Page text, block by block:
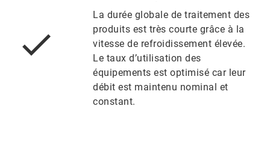
La durée globale de traitement des
produits est très courte grâce à la
vitesse de refroidissement élevée.
Le taux d’utilisation des
équipements est optimisé car leur
débit est maintenu nominal et
constant.